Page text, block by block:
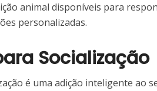
animal disponíveis para
personalizadas.
Socialização
é uma adição inteligente ao